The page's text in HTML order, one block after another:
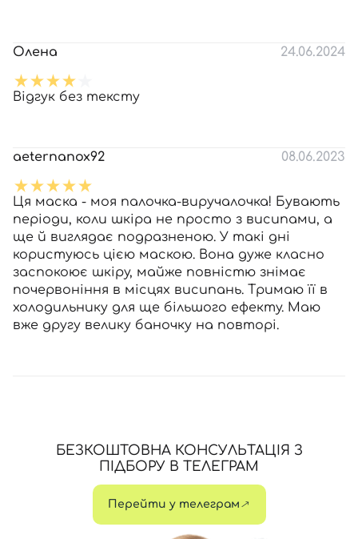
Олена 24.06.2024
Відгук без тексту
aeternanox92 08.06.2023
Ця маска - моя палочка-виручалочка! Бувають
періоди, коли шкіра не просто з висипами, а
ще й виглядає подразненою. У такі дні
користуюсь цією маскою. Вона дуже класно
заспокоює шкіру, майже повністю знімає
почервоніння в місцях висипань. Тримаю її в
холодильнику для ще більшого ефекту. Маю
вже другу велику баночку на повторі.
БЕЗКОШТОВНА КОНСУЛЬТАЦІЯ З
ПІДБОРУ В ТЕЛЕГРАМ
Перейти у телеграм